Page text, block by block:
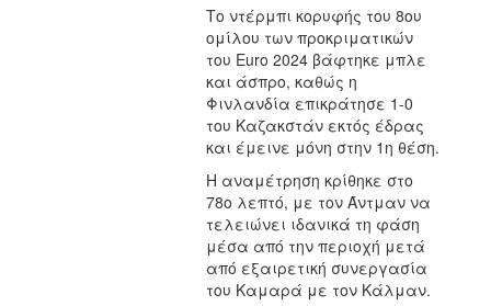
Το ντέρμπι κορυφής του 8ου
ομίλου των προκριματικών
του Euro 2024 βάφτηκε μπλε
και άσπρο, καθώς η
Φινλανδία επικράτησε 1-0
του Καζακστάν εκτός έδρας
και έμεινε μόνη στην 1η θέση.
Η αναμέτρηση κρίθηκε στο
78ο λεπτό, με τον Άντμαν να
τελειώνει ιδανικά τη φάση
μέσα από την περιοχή μετά
από εξαιρετική συνεργασία
του Καμαρά με τον Κάλμαν.